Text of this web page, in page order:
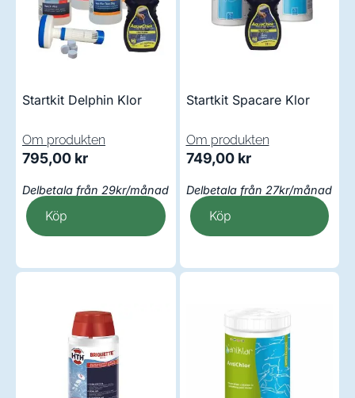
Startkit Delphin Klor
Om produkten
795,00 kr
Delbetala från 29kr/månad
Köp
Startkit Spacare Klor
Om produkten
749,00 kr
Delbetala från 27kr/månad
Köp